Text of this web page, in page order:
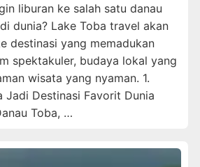
liburan ke salah satu danau
dunia? Lake Toba travel akan
destinasi yang memadukan
spektakuler, budaya lokal yang
wisata yang nyaman. 1.
Jadi Destinasi Favorit Dunia
Toba, …